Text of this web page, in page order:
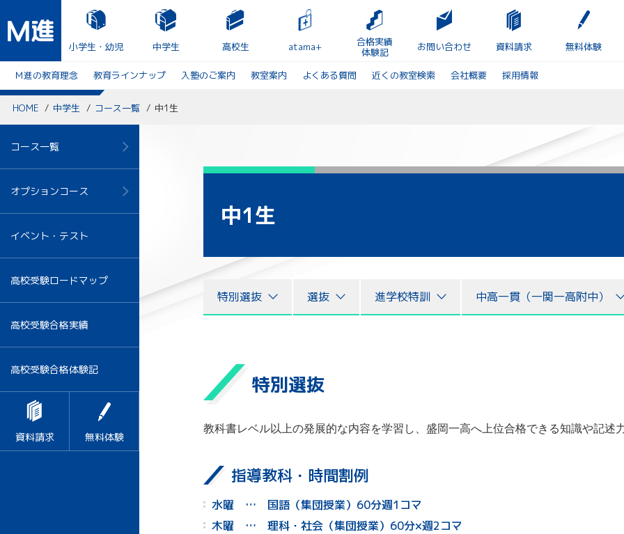
小学生・幼児 中学生 高校生 atama+
合格実績
体験記
お問い合わせ 資料請求 無料体験
Ｍ進の教育理念 教育ラインナップ 入塾のご案内 教室案内 よくある質問 近くの教室検索 会社概要 採用情報
HOME 中学生 コース一覧 中1生
コース一覧
オプションコース
イベント・テスト
高校受験ロードマップ
高校受験合格実績
高校受験合格体験記
資料請求 無料体験
中1生
特別選抜 選抜 進学校特訓 中高一貫（一関一高附中）
特別選抜
教科書レベル以上の発展的な内容を学習し、盛岡一高へ上位合格できる知識や記述
指導教科・時間割例
水曜 … 国語（集団授業）60分週1コマ
木曜 … 理科・社会（集団授業）60分×週2コマ